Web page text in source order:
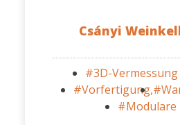
Csányi
#3D-
#Vorfertigung,
#Modulare